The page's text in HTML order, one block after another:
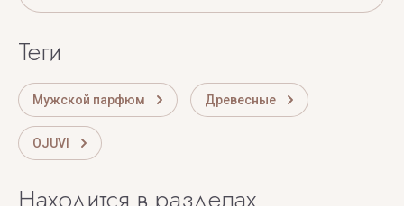
теги
Мужской парфюм Древесные
OJUVI